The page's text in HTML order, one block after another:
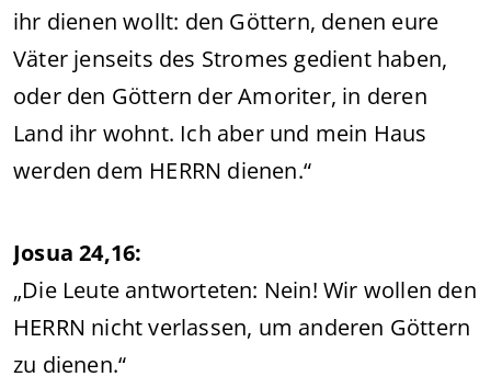
ihr dienen wollt: den Göttern, denen eure
Väter jenseits des Stromes gedient haben,
oder den Göttern der Amoriter, in deren
Land ihr wohnt. Ich aber und mein Haus
werden dem HERRN dienen.“
Josua 24,16:
„Die Leute antworteten: Nein! Wir wollen den
HERRN nicht verlassen, um anderen Göttern
zu dienen.“